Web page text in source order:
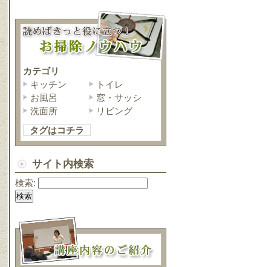
カテゴリ
キッチン
トイレ
お風呂
窓・サッシ
洗面所
リビング
タグはコチラ
サイト内検索
検索: